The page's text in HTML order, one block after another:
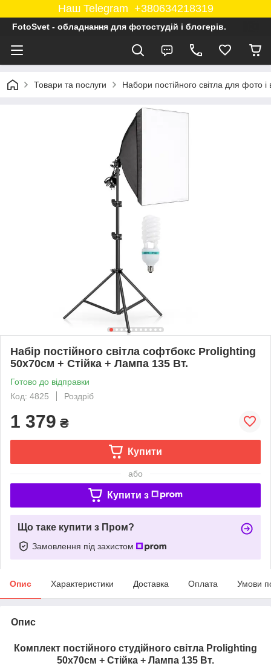
Наш Telegram +380634218319
FotoSvet - обладнання для фотостудій і блогерів.
Товари та послуги Набори постійного світла для фото і
Набір постійного світла софтбокс Prolighting
50х70см + Стійка + Лампа 135 Вт.
Готово до відправки
Код: 4825
Роздріб
1 379 ₴
Купити
або
Купити з
Що таке купити з Пром?
Замовлення під захистом
Опис Характеристики Доставка Оплата Умови
Опис
Комплект постійного студійного світла Prolighting
50х70см + Стійка + Лампа 135 Вт.